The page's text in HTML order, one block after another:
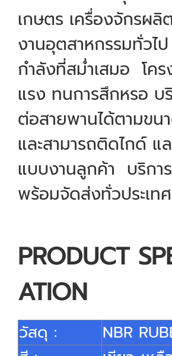
เกษตร เครื่องจักรผลิ
งานอุตสาหกรรมทั่วไ
กำลังที่สม่ำเสมอ โคร
แรง ทนการสึกหรอ บ
ต่อสายพานได้ตามขน
และสามารถติดไกด์ แล
แบบงานลูกค้า บริการ
พร้อมจัดส่งทั่วประเทศ
PRODUCT
ATION
วัสดุ :
NBR